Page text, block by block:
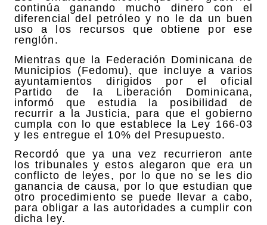
continúa ganando mucho dinero con el
diferencial del petróleo y no le da un buen
uso a los recursos que obtiene por ese
renglón.
Mientras que la Federación Dominicana de
Municipios (Fedomu), que incluye a varios
ayuntamientos dirigidos por el oficial
Partido de la Liberación Dominicana,
informó que estudia la posibilidad de
recurrir a la Justicia, para que el gobierno
cumpla con lo que establece la Ley 166-03
y les entregue el 10% del Presupuesto.
Recordó que ya una vez recurrieron ante
los tribunales y estos alegaron que era un
conflicto de leyes, por lo que no se les dio
ganancia de causa, por lo que estudian que
otro procedimiento se puede llevar a cabo,
para obligar a las autoridades a cumplir con
dicha ley.